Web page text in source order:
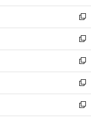
開
く
ウ
で
開
く
ン
ド
ウ
で
開
く
ウ
ィ
ン
ド
ウ
で
開
く
新
し
い
ウ
ィ
ン
ド
ウ
で
開
新
し
い
ウ
ィ
ン
ド
ウ
新
し
い
ウ
ィ
ン
新
し
い
ウ
新
し